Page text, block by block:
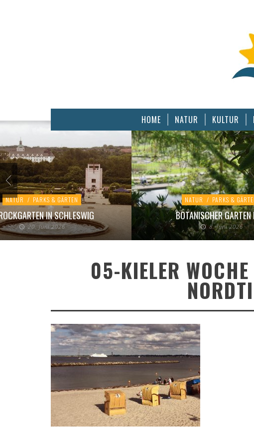
HOME NATUR KULTUR
NATUR / PARKS & GÄRTEN
IN SCHLESWIG
20. Juni 2026
NATUR / PARKS &
BOTANISCHER GARTEN
8. Juni 2026
05-KIELER